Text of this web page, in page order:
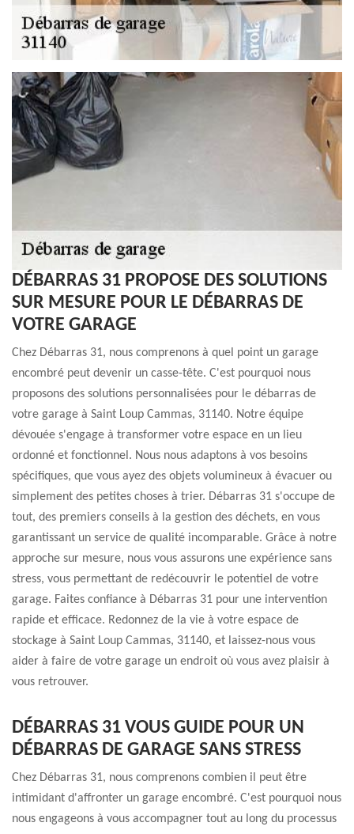
DÉBARRAS 31 PROPOSE DES SOLUTIONS
SUR MESURE POUR LE DÉBARRAS DE
VOTRE GARAGE
Chez Débarras 31, nous comprenons à quel point un garage
encombré peut devenir un casse-tête. C'est pourquoi nous
proposons des solutions personnalisées pour le débarras de
votre garage à Saint Loup Cammas, 31140. Notre équipe
dévouée s'engage à transformer votre espace en un lieu
ordonné et fonctionnel. Nous nous adaptons à vos besoins
spécifiques, que vous ayez des objets volumineux à évacuer ou
simplement des petites choses à trier. Débarras 31 s'occupe de
tout, des premiers conseils à la gestion des déchets, en vous
garantissant un service de qualité incomparable. Grâce à notre
approche sur mesure, nous vous assurons une expérience sans
stress, vous permettant de redécouvrir le potentiel de votre
garage. Faites confiance à Débarras 31 pour une intervention
rapide et efficace. Redonnez de la vie à votre espace de
stockage à Saint Loup Cammas, 31140, et laissez-nous vous
aider à faire de votre garage un endroit où vous avez plaisir à
vous retrouver.
DÉBARRAS 31 VOUS GUIDE POUR UN
DÉBARRAS DE GARAGE SANS STRESS
Chez Débarras 31, nous comprenons combien il peut être
intimidant d'affronter un garage encombré. C'est pourquoi nous
nous engageons à vous accompagner tout au long du processus